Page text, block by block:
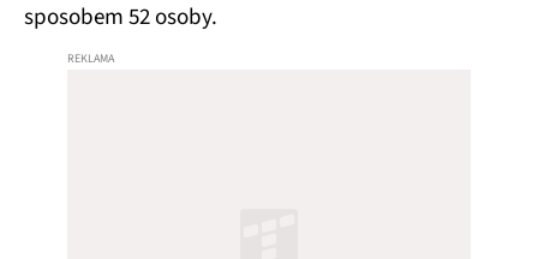
sposobem 52 osoby.